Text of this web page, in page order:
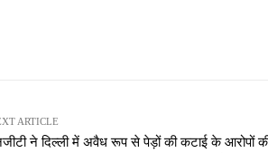
ARTICLE
ने दिल्ली में अवैध रूप से पेड़ों की कटाई के आरोपों